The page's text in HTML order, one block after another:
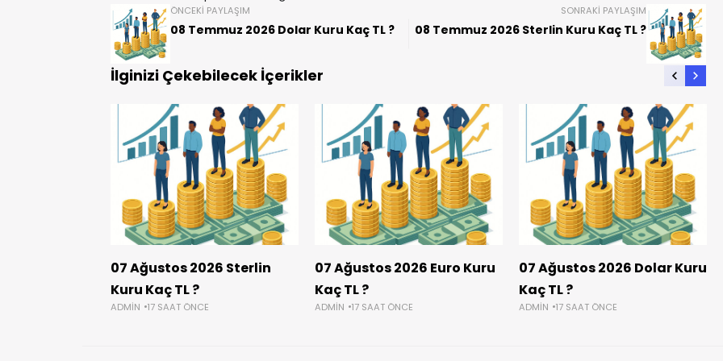
ÖNCEKI PAYLAŞIM
08 Temmuz 2026 Dolar Kuru Kaç TL ?
SONRAKI PAYLAŞIM
08 Temmuz 2026 Sterlin Kuru Kaç TL ?
İlginizi Çekebilecek İçerikler
07 Ağustos 2026 Sterlin
Kuru Kaç TL ?
ADMIN 17 SAAT ÖNCE
07 Ağustos 2026 Euro Kuru
Kaç TL ?
ADMIN 17 SAAT ÖNCE
07 Ağustos 2026 Dolar Kuru
Kaç TL ?
ADMIN 17 SAAT ÖNCE